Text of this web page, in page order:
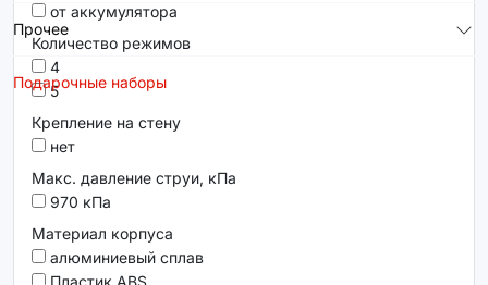
Прочее
Подарочные наборы
от аккумулятора
Количество режимов
4
5
Крепление на стену
нет
Макс. давление струи, кПа
970 кПа
Материал корпуса
алюминиевый сплав
Пластик ABS